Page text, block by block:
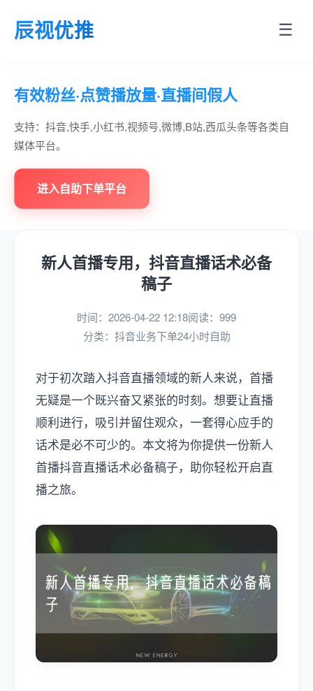
辰视优推 ☰
有效粉丝·点赞播放量·直播间假人
支持：抖音,快手,小红书,视频号,微博,B站,西瓜头条等各类自
媒体平台。
进入自助下单平台
新人首播专用，抖音直播话术必备
稿子
时间：2026-04-22 12:18阅读：999
分类： 抖音业务下单24小时自助
对于初次踏入抖音直播领域的新人来说，首播
无疑是一个既兴奋又紧张的时刻。想要让直播
顺利进行，吸引并留住观众，一套得心应手的
话术是必不可少的。本文将为你提供一份新人
首播抖音直播话术必备稿子，助你轻松开启直
播之旅。